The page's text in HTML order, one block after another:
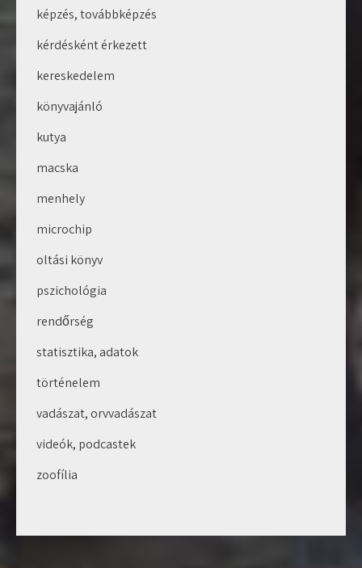
képzés, továbbképzés
kérdésként érkezett
kereskedelem
könyvajánló
kutya
macska
menhely
microchip
oltási könyv
pszichológia
rendőrség
statisztika, adatok
történelem
vadászat, orvvadászat
videók, podcastek
zoofília